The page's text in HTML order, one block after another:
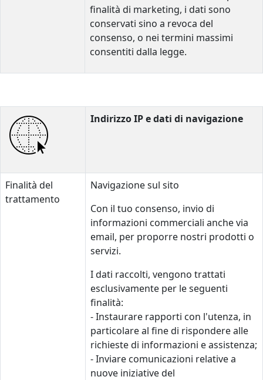
finalità di marketing, i dati sono
conservati sino a revoca del
consenso, o nei termini massimi
consentiti dalla legge.
Indirizzo IP e dati di navigazione
Finalità del
trattamento
Navigazione sul sito
Con il tuo consenso, invio di
informazioni commerciali anche via
email, per proporre nostri prodotti o
servizi.
I dati raccolti, vengono trattati
esclusivamente per le seguenti
finalità:
- Instaurare rapporti con l'utenza, in
particolare al fine di rispondere alle
richieste di informazioni e assistenza;
- Inviare comunicazioni relative a
nuove iniziative del